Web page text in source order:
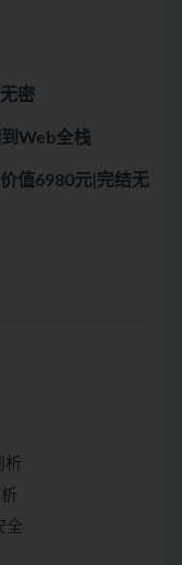
密
Web全栈
值6980元|完结无
析
全